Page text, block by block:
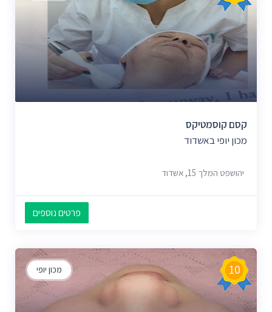
קסם קוסמטיקס
מכון יופי באשדוד
יהושפט המלך 15, אשדוד
פרטים נוספים
מכון יופי 10